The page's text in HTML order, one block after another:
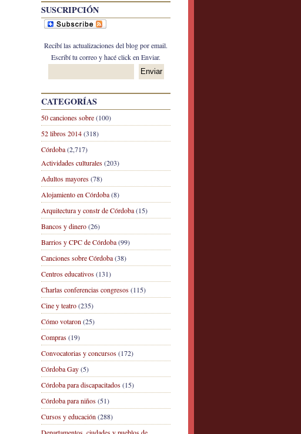
SUSCRIPCIÓN
Recibí las actualizaciones del blog por email.
Escribí tu correo y hacé click en Enviar.
CATEGORÍAS
50 canciones sobre(100)
52 libros 2014(318)
Córdoba(2,717)
Actividades culturales(203)
Adultos mayores(78)
Alojamiento en Córdoba(8)
Arquitectura y constr de Córdoba(15)
Bancos y dinero(26)
Barrios y CPC de Córdoba(99)
Canciones sobre Córdoba(38)
Centros educativos(131)
Charlas conferencias congresos(115)
Cine y teatro(235)
Cómo votaron (25)
Compras(19)
Convocatorias y concursos(172)
Córdoba Gay(5)
Córdoba para discapacitados(15)
Córdoba para niños(51)
Cursos y educación (288)